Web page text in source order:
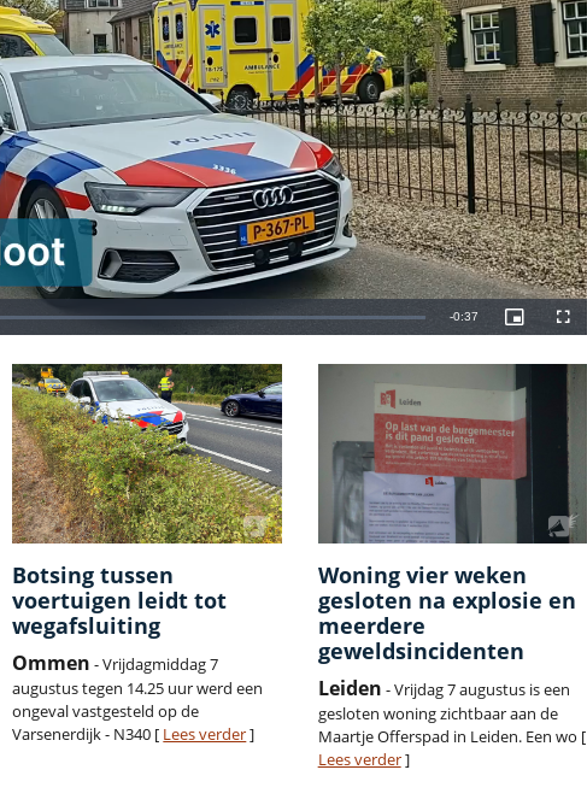
Botsing tussen
voertuigen leidt tot
wegafsluiting
Ommen - Vrijdagmiddag 7
augustus tegen 14.25 uur werd een
ongeval vastgesteld op de
Varsenerdijk - N340 [ Lees verder]
Woning vier weken
gesloten na explosie en
meerdere
geweldsincidenten
Leiden - Vrijdag 7 augustus is een
gesloten woning zichtbaar aan de
Maartje Offerspad in Leiden. Een wo [
Lees verder]